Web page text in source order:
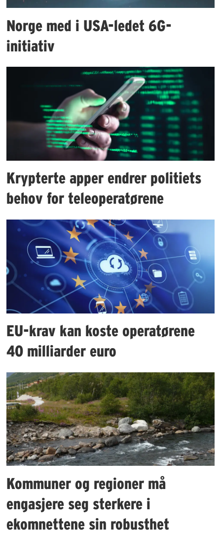
Norge med i USA-ledet 6G-
initiativ
Krypterte apper endrer politiets
behov for teleoperatørene
EU-krav kan koste operatørene
40 milliarder euro
Kommuner og regioner må
engasjere seg sterkere i
ekomnettene sin robusthet